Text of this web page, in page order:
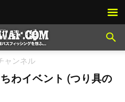
ャンネル
わイベント (つり具の